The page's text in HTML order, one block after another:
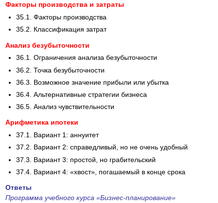
Факторы производства и затраты
35.1. Факторы производства
35.2. Классификация затрат
Анализ безубыточности
36.1. Ограничения анализа безубыточности
36.2. Точка безубыточности
36.3. Возможное значение прибыли или убытка
36.4. Альтернативные стратегии бизнеса
36.5. Анализ чувствительности
Арифметика ипотеки
37.1. Вариант 1: аннуитет
37.2. Вариант 2: справедливый, но не очень удобный
37.3. Вариант 3: простой, но грабительский
37.4. Вариант 4: «хвост», погашаемый в конце срока
Ответы
Программа учебного курса «Бизнес-планирование»